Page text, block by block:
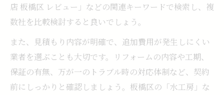
店 板橋区 レビュー」などの関連キーワードで検索し、複
数社を比較検討すると良いでしょう。
また、見積もり内容が明確で、追加費用が発生しにくい
業者を選ぶことも大切です。リフォームの内容や工期、
保証の有無、万が一のトラブル時の対応体制など、契約
前にしっかりと確認しましょう。板橋区の「水工房」な